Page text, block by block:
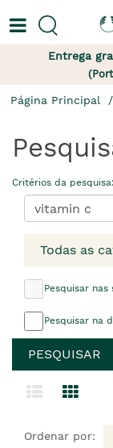
Entrega
Página Principal
Critérios da pesquisa:
Todas as
Pesquisar
Pesquisar na
Ordenar por: